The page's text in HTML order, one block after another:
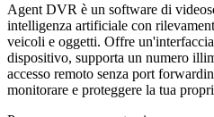
Agent DVR è un software di
intelligenza artificiale con
veicoli e oggetti. Offre
dispositivo, supporta un numero
accesso remoto senza port
monitorare e proteggere la tua